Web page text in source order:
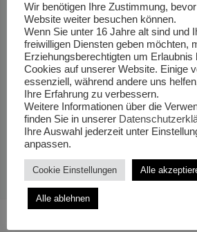
Wir benötigen Ihre Zustimmung,
Website weiter besuchen können.
Wenn Sie unter 16 Jahre alt sind und
freiwilligen Diensten geben möchten,
Erziehungsberechtigten um Erlaubnis
Cookies auf unserer Website. Einige
essenziell, während andere uns
Ihre Erfahrung zu verbessern.
Weitere Informationen über die
finden Sie in unserer
Ihre Auswahl jederzeit unter
anpassen.
Cookie Einstellungen Alle
Alle ablehnen